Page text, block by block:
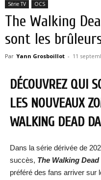
Série TV OCS
The Walking
sont les
Par Yann Grosboillot - 11
DÉCOUVREZ QUI
LES NOUVEAUX
WALKING DEAD
Dans la série dérivée de
succès, The Walking
préféré des fans arriver sur